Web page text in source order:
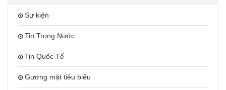
Sự kiện
Tin Trong Nước
Tin Quốc Tế
Gương mặt tiêu biểu